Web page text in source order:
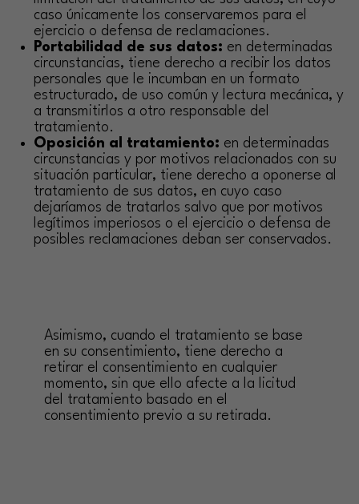
caso únicamente los conservaremos para el
ejercicio o defensa de reclamaciones.
Portabilidad de sus datos: en determinadas
circunstancias, tiene derecho a recibir los datos
personales que le incumban en un formato
estructurado, de uso común y lectura mecánica, y
a transmitirlos a otro responsable del
tratamiento.
Oposición al tratamiento: en determinadas
circunstancias y por motivos relacionados con su
situación particular, tiene derecho a oponerse al
tratamiento de sus datos, en cuyo caso
dejaríamos de tratarlos salvo que por motivos
legítimos imperiosos o el ejercicio o defensa de
posibles reclamaciones deban ser conservados.
Asimismo, cuando el tratamiento se base
en su consentimiento, tiene derecho a
retirar el consentimiento en cualquier
momento, sin que ello afecte a la licitud
del tratamiento basado en el
consentimiento previo a su retirada.